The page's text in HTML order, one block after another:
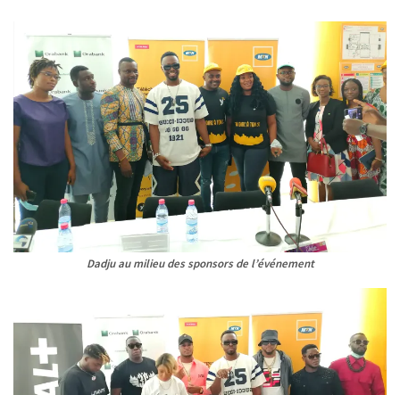
Dadju au milieu des sponsors de l’événement